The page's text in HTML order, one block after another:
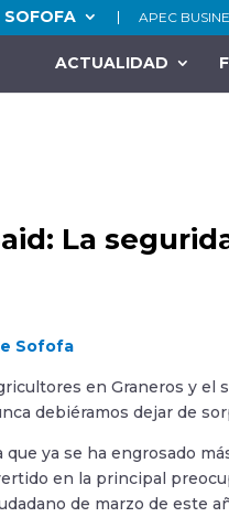
SOFOFA APEC
ACTUALIDAD
La
Sofofa
en Graneros y el
debiéramos dejar de
ya se ha engrosado
en la principal
de marzo de este